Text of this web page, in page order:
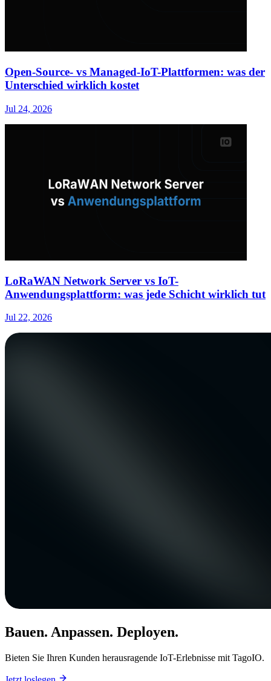
Open-Source- vs Managed-IoT-Plattformen: was der
Unterschied wirklich kostet
Jul 24, 2026
LoRaWAN Network Server vs IoT-
Anwendungsplattform: was jede Schicht wirklich tut
Jul 22, 2026
Bauen. Anpassen. Deployen.
Bieten Sie Ihren Kunden herausragende IoT-Erlebnisse mit TagoIO.